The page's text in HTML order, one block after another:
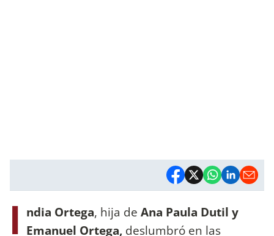
I ndia Ortega, hija de Ana Paula Dutil y
Emanuel Ortega, deslumbró en las